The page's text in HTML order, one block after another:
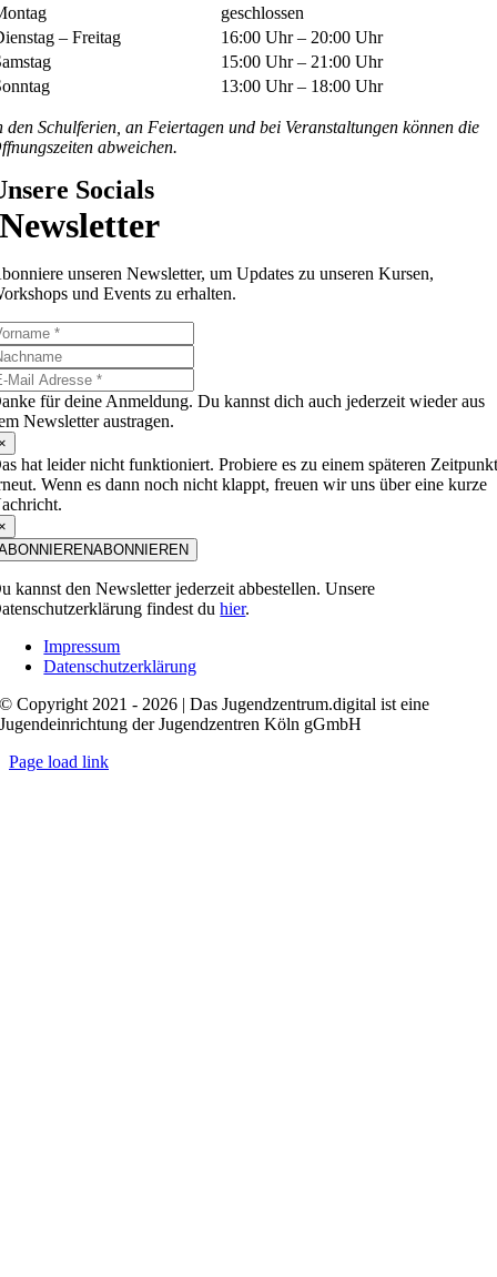
geschlossen
– Freitag
16:00 Uhr – 20:00 Uhr
15:00 Uhr – 21:00 Uhr
13:00 Uhr – 18:00 Uhr
den Schulferien, an Feiertagen und bei Veranstaltungen können die
abweichen.
Socials
Newsletter
unseren Newsletter, um Updates zu unseren Kursen,
und Events zu erhalten.
für deine Anmeldung. Du kannst dich auch jederzeit wieder aus
Newsletter austragen.
hat leider nicht funktioniert. Probiere es zu einem späteren
Wenn es dann noch nicht klappt, freuen wir uns über eine kurze
ABONNIEREN
kannst den Newsletter jederzeit abbestellen. Unsere
findest duhier.
Impressum
Datenschutzerklärung
© Copyright 2021 - 2026 | Das Jugendzentrum.digital ist eine
Jugendeinrichtung der Jugendzentren Köln gGmbH
Page load link